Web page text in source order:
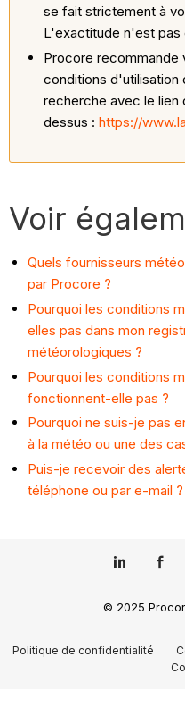
se fait strictement à
L'exactitude n'est pas
Procore recommande
conditions
recherche avec le lien
dessus :https://
Voir
Quels fournisseurs
par Procore ?
Pourquoi les conditions
elles pas dans mon
météorologiques ?
Pourquoi les conditions
fonctionnent-elle pas ?
Pourquoi ne suis-je pas
à la météo ou une des
Puis-je recevoir des
téléphone ou par e-mail ?
© 2025
Politique de confidentialité